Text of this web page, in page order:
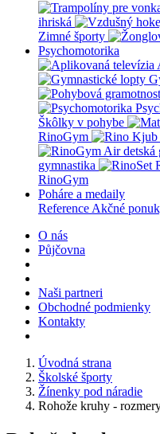
ihriská
Zimné športy
Psychomotorika
Škôlky v pohybe
RinoGym
gymnastika
RinoGym
Poháre a medaily
Reference Akčné
O nás
Půjčovna
Naši partneri
Obchodné podmienky
Kontakty
Úvodná strana
Školské športy
Žínenky pod náradie
Rohože kruhy -